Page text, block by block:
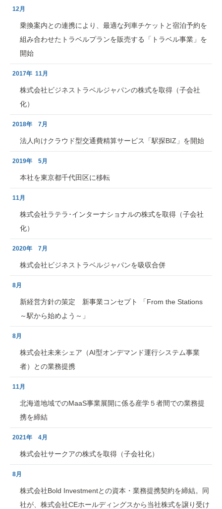
12月
乗換案内との連携により、最適な列車チケットと宿泊予約を
組み合わせたトラベルプランを販売する「トラベル事業」を
開始
2017年 11月
株式会社ビジネストラベルジャパンの株式を取得（子会社
化）
2018年 7月
法人向けクラウド型交通費精算サービス「駅探BIZ」を開始
2019年 5月
本社を東京都千代田区に移転
11月
株式会社ラテラ･インターナショナルの株式を取得（子会社
化）
2020年 7月
株式会社ビジネストラベルジャパンを吸収合併
8月
新経営方針の策定 新事業コンセプト 「From the Stations
～駅から始めよう～」
8月
株式会社未来シェア（AI型オンデマンド運行システム事業
者）との業務提携
11月
北海道地域でのMaaS事業展開に係る産学５者間での業務提
携を締結
2021年 4月
株式会社サークアの株式を取得（子会社化）
8月
株式会社Bold Investmentとの資本・業務提携契約を締結。同
社が、株式会社CEホールディングスから当社株式を譲り受け